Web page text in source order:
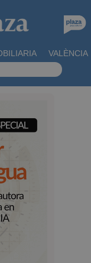
VALÈNCIA